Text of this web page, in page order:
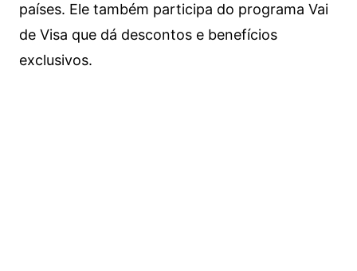
países. Ele também participa do programa Vai
de Visa que dá descontos e benefícios
exclusivos.